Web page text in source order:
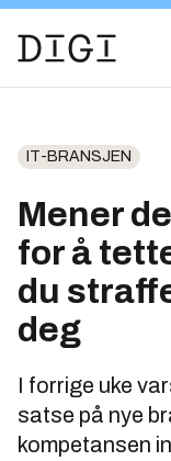
IT-BRANSJEN
Mener
for å
du
deg
I forrige uke
satse på nye
kompetansen